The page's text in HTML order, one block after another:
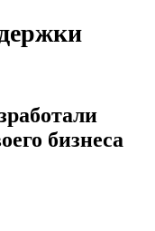
бизнеса